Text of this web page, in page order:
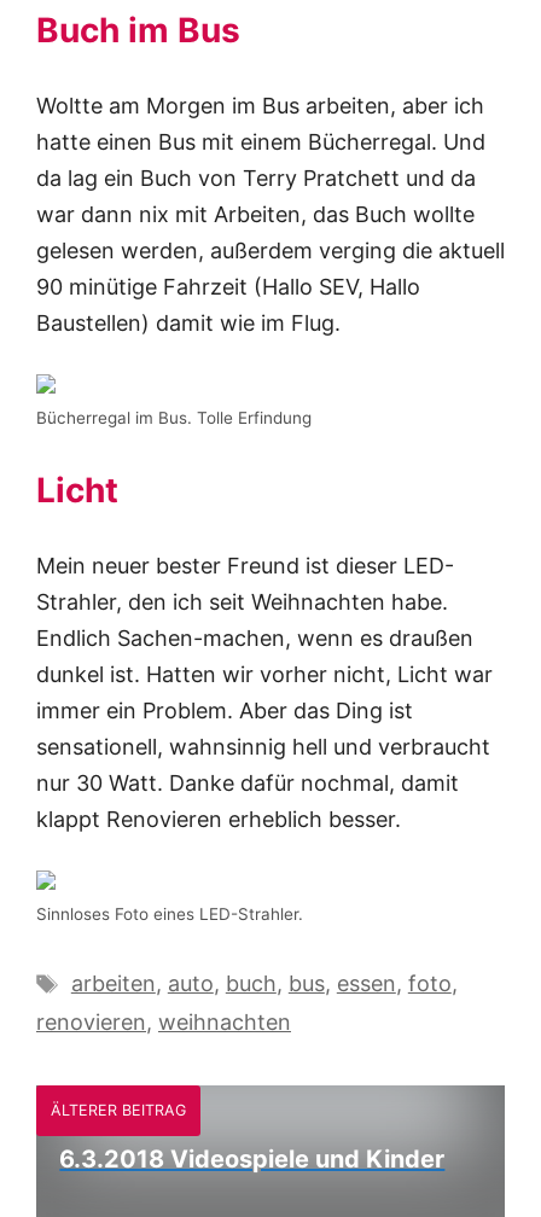
Buch im Bus
Woltte am Morgen im Bus arbeiten, aber ich
hatte einen Bus mit einem Bücherregal. Und
da lag ein Buch von Terry Pratchett und da
war dann nix mit Arbeiten, das Buch wollte
gelesen werden, außerdem verging die aktuell
90 minütige Fahrzeit (Hallo SEV, Hallo
Baustellen) damit wie im Flug.
Bücherregal im Bus. Tolle Erfindung
Licht
Mein neuer bester Freund ist dieser LED-
Strahler, den ich seit Weihnachten habe.
Endlich Sachen-machen, wenn es draußen
dunkel ist. Hatten wir vorher nicht, Licht war
immer ein Problem. Aber das Ding ist
sensationell, wahnsinnig hell und verbraucht
nur 30 Watt. Danke dafür nochmal, damit
klappt Renovieren erheblich besser.
Sinnloses Foto eines LED-Strahler.
Schlagwörter
arbeiten, auto, buch, bus, essen, foto,
renovieren, weihnachten
ÄLTERER BEITRAG
6.3.2018 Videospiele und Kinder